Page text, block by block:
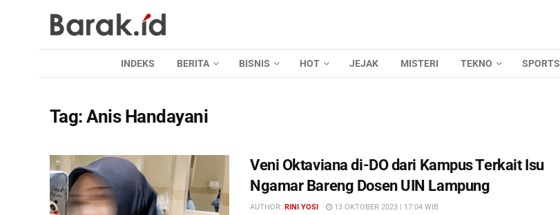
INDEKS BERITA BISNIS HOT JEJAK MISTERI TEKNO SPORTS
Tag:Anis Handayani
Veni Oktaviana di-DO dari Kampus Terkait Isu
Ngamar Bareng Dosen UIN Lampung
AUTHOR: RINI YOSI 13 OKTOBER 2023 | 17:04 WIB